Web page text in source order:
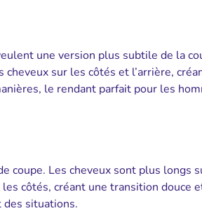
une version plus subtile de la
sur les côtés et l’arrière,
le rendant parfait pour les
coupe. Les cheveux sont plus longs
côtés, créant une transition douce
des situations.